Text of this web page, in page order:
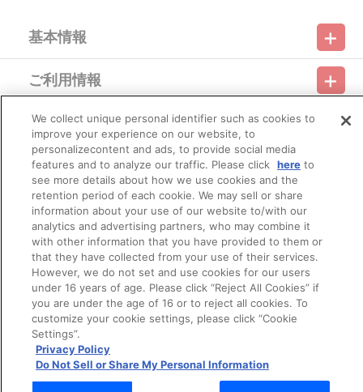
※本商品の特典（５）～（８）については、通常版 Blu-ray Disc
※本商品の特典（８）については、通常版 DVD （BCBA-4690）に
も付属しております。
※BANDAI VISUAL CLUBのポイントサービスの対象はBD価格分の
※お客様都合よる決済後のキャンセルは出来かねます。
※配送時の明細には「ＢＤ」と「グッズ」が別々の明細に記載され
ていますが、
グッズ「飾れる収納箱」の中に各種特典とＢＤ「機動戦士ガンダ
ム THE ORIGIN III」が同梱されています。
レーベル EMOTION
発売元 バンダイナムコフィルムワークス
販売元 バンダイナムコフィルムワークス
(c)創通・サンライズ
基本情報
利用規約 特定商取引法に基づく表示
プライバシーオプション 会社概要
ご利用情報
ご利用ガイド サイトマップ 推奨環境
Do Not Sell or Share My Personal Information
会員メニュー
ログイン 会員規約 新規会員登録
その他のご案内
バンダイナムコフィルムワークス
© Bandai Namco Filmworks Inc. All Rights Reserved.
We collect unique personal identifier such as cookies to
improve your experience on our website, to
personalizecontent and ads, to provide social media
features and to analyze our traffic. Please click hereto
see more details about how we use cookies and the
retention period of each cookie. We may sell or share
information about your use of our website to/with our
analytics and advertising partners, who may combine it
with other information that you have provided to them or
that they have collected from your use of their services.
However, we do not set and use cookies for our users
under 16 years of age. Please click “Reject All Cookies” if
you are under the age of 16 or to reject all cookies. To
customize your cookie settings, please click “Cookie
Settings”.
Privacy Policy
Do Not Sell or Share My Personal Information